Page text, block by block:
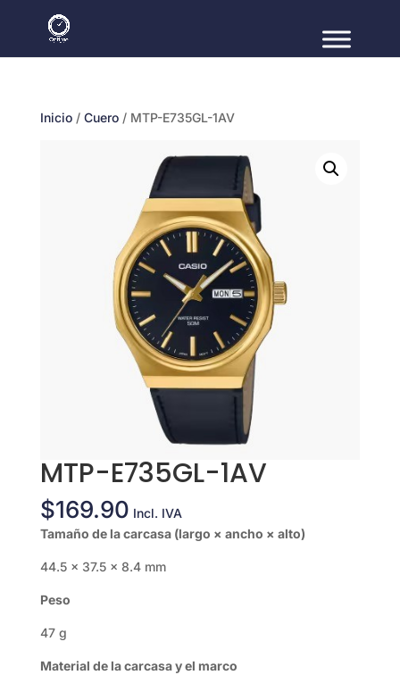
Inicio/ Cuero/ MTP-E735GL-1AV
MTP-E735GL-1AV
$169.90 Incl. IVA
Tamaño de la carcasa (largo × ancho × alto)
44.5 × 37.5 × 8.4 mm
Peso
47 g
Material de la carcasa y el marco